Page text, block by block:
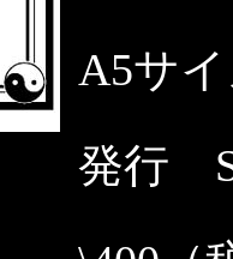
A5サ
発行